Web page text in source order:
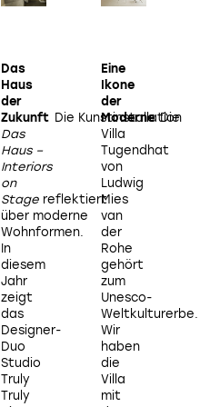
Das
Haus
der
Zukunft Die Kunstinstallation
Das
Haus –
Interiors
on
Stage reflektiert
über moderne
Wohnformen.
In
diesem
Jahr
zeigt
das
Designer-
Duo
Studio
Truly
Truly
Eine
Ikone
der
Moderne Die
Villa
Tugendhat
von
Ludwig
Mies
van
der
Rohe
gehört
zum
Unesco-
Weltkulturerbe.
Wir
haben
die
Villa
mit